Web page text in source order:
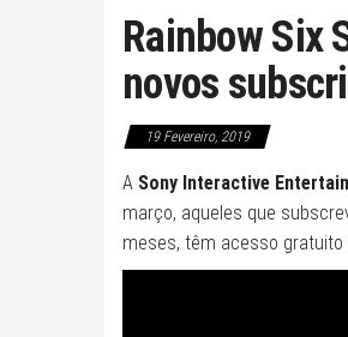
Rainbow Six
novos
19 Fevereiro, 2019
A Sony Interactive
março, aqueles que
meses, têm acesso